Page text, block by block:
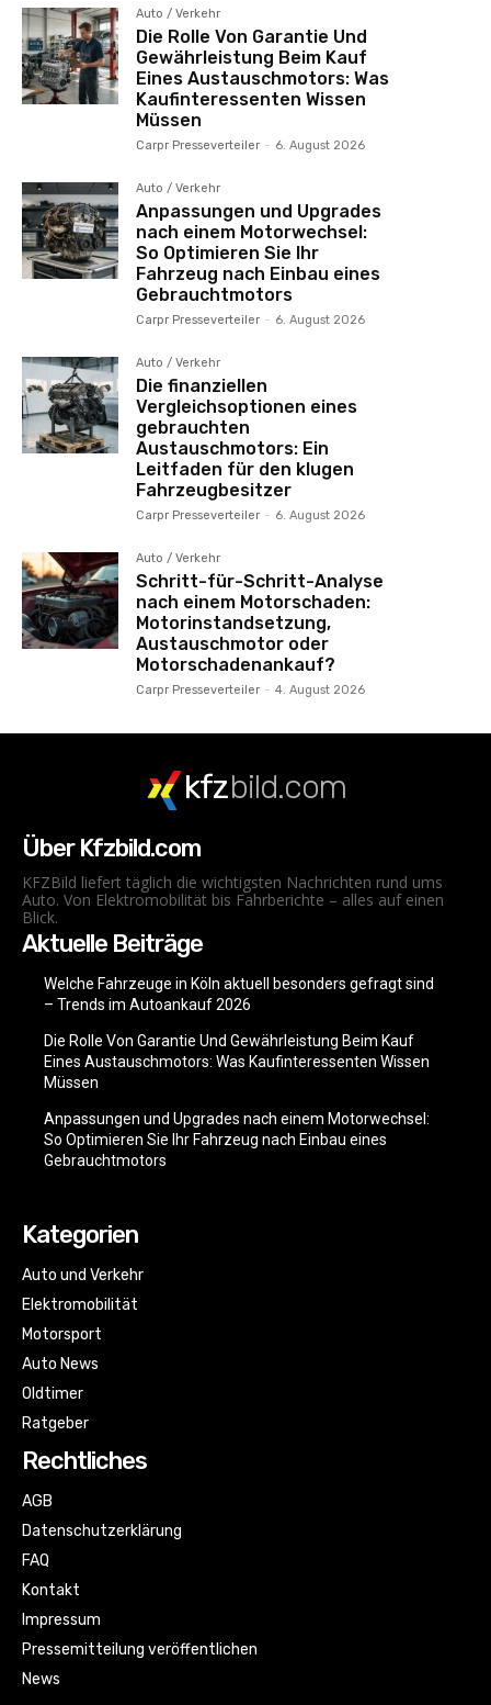
Auto / Verkehr
Die Rolle Von Garantie Und
Gewährleistung Beim Kauf
Eines Austauschmotors: Was
Kaufinteressenten Wissen
Müssen
Carpr Presseverteiler - 6. August 2026
Auto / Verkehr
Anpassungen und Upgrades
nach einem Motorwechsel:
So Optimieren Sie Ihr
Fahrzeug nach Einbau eines
Gebrauchtmotors
Carpr Presseverteiler - 6. August 2026
Auto / Verkehr
Die finanziellen
Vergleichsoptionen eines
gebrauchten
Austauschmotors: Ein
Leitfaden für den klugen
Fahrzeugbesitzer
Carpr Presseverteiler - 6. August 2026
Auto / Verkehr
Schritt-für-Schritt-Analyse
nach einem Motorschaden:
Motorinstandsetzung,
Austauschmotor oder
Motorschadenankauf?
Carpr Presseverteiler - 4. August 2026
kfzbild.com
Über Kfzbild.com
KFZBild liefert täglich die wichtigsten Nachrichten rund ums
Auto. Von Elektromobilität bis Fahrberichte – alles auf einen
Blick.
Aktuelle Beiträge
Welche Fahrzeuge in Köln aktuell besonders gefragt sind
– Trends im Autoankauf 2026
Die Rolle Von Garantie Und Gewährleistung Beim Kauf
Eines Austauschmotors: Was Kaufinteressenten Wissen
Müssen
Anpassungen und Upgrades nach einem Motorwechsel:
So Optimieren Sie Ihr Fahrzeug nach Einbau eines
Gebrauchtmotors
Kategorien
Auto und Verkehr
Elektromobilität
Motorsport
Auto News
Oldtimer
Ratgeber
Rechtliches
AGB
Datenschutzerklärung
FAQ
Kontakt
Impressum
Pressemitteilung veröffentlichen
News